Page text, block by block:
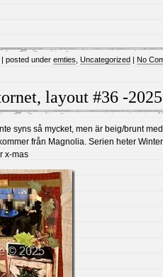
posted under emties Uncategorized | No
layout #36 -2025
syns så mycket, men är beig/brunt
från Magnolia. Serien heter Winter
x-mas